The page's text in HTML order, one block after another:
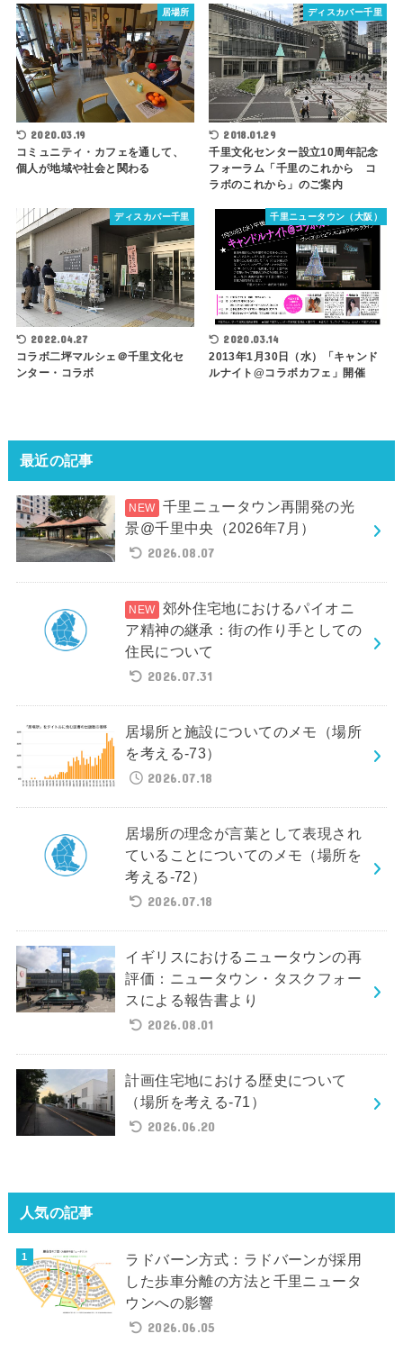
居場所
2020.03.19
コミュニティ・カフェを通して、
個人が地域や社会と関わる
ディスカバー千里
2018.01.29
千里文化センター設立10周年記念
フォーラム「千里のこれから コ
ラボのこれから」のご案内
ディスカバー千里
2022.04.27
コラボ二坪マルシェ＠千里文化セ
ンター・コラボ
千里ニュータウン（大阪）
2020.03.14
2013年1月30日（水）「キャンド
ルナイト@コラボカフェ」開催
最近の記事
千里ニュータウン再開発の光
景@千里中央（2026年7月）
2026.08.07
郊外住宅地におけるパイオニ
ア精神の継承：街の作り手としての
住民について
2026.07.31
居場所と施設についてのメモ（場所
を考える-73）
2026.07.18
居場所の理念が言葉として表現され
ていることについてのメモ（場所を
考える-72）
2026.07.18
イギリスにおけるニュータウンの再
評価：ニュータウン・タスクフォー
スによる報告書より
2026.08.01
計画住宅地における歴史について
（場所を考える-71）
2026.06.20
人気の記事
ラドバーン方式：ラドバーンが採用
した歩車分離の方法と千里ニュータ
ウンへの影響
2026.06.05